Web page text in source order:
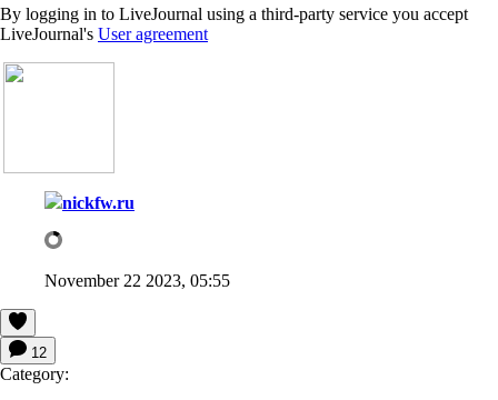
By logging in to LiveJournal using a third-party service you accept
LiveJournal's User agreement
nickfw.ru
November 22 2023, 05:55
12
Category: